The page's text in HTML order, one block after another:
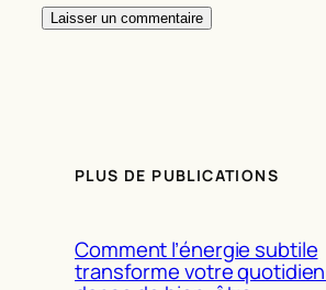
PLUS DE PUBLICATIONS
Comment l’énergie subtile
transforme votre